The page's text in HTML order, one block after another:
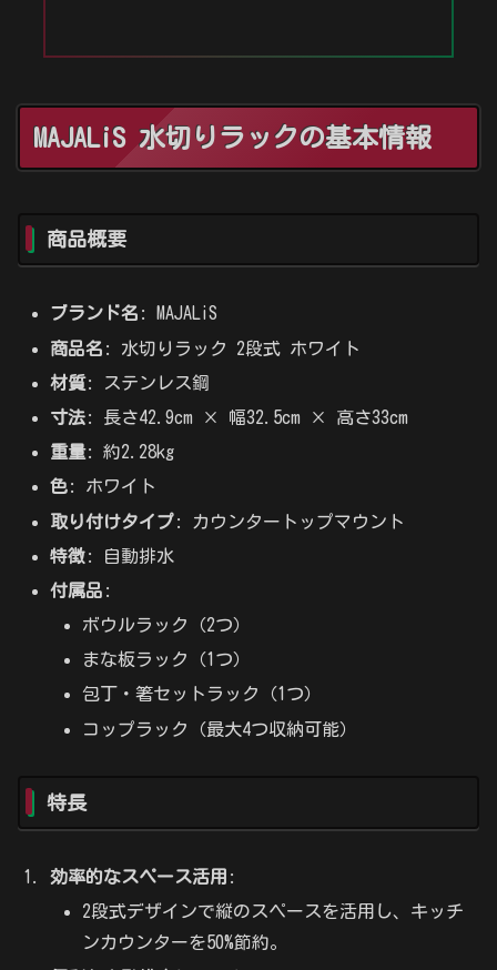
MAJALiS 水切りラックの基本情報
商品概要
ブランド名 : MAJALiS
商品名 : 水切りラック 2段式 ホワイト
材質: ステンレス鋼
寸法: 長さ42.9cm × 幅32.5cm × 高さ33cm
重量: 約2.28kg
色: ホワイト
取り付けタイプ: カウンタートップマウント
特徴: 自動排水
付属品 :
ボウルラック（2つ）
まな板ラック（1つ）
包丁・箸セットラック（1つ）
コップラック（最大4つ収納可能）
特長
効率的なスペース活用 :
2段式デザインで縦のスペースを活用し、キッチ
ンカウンターを50%節約。